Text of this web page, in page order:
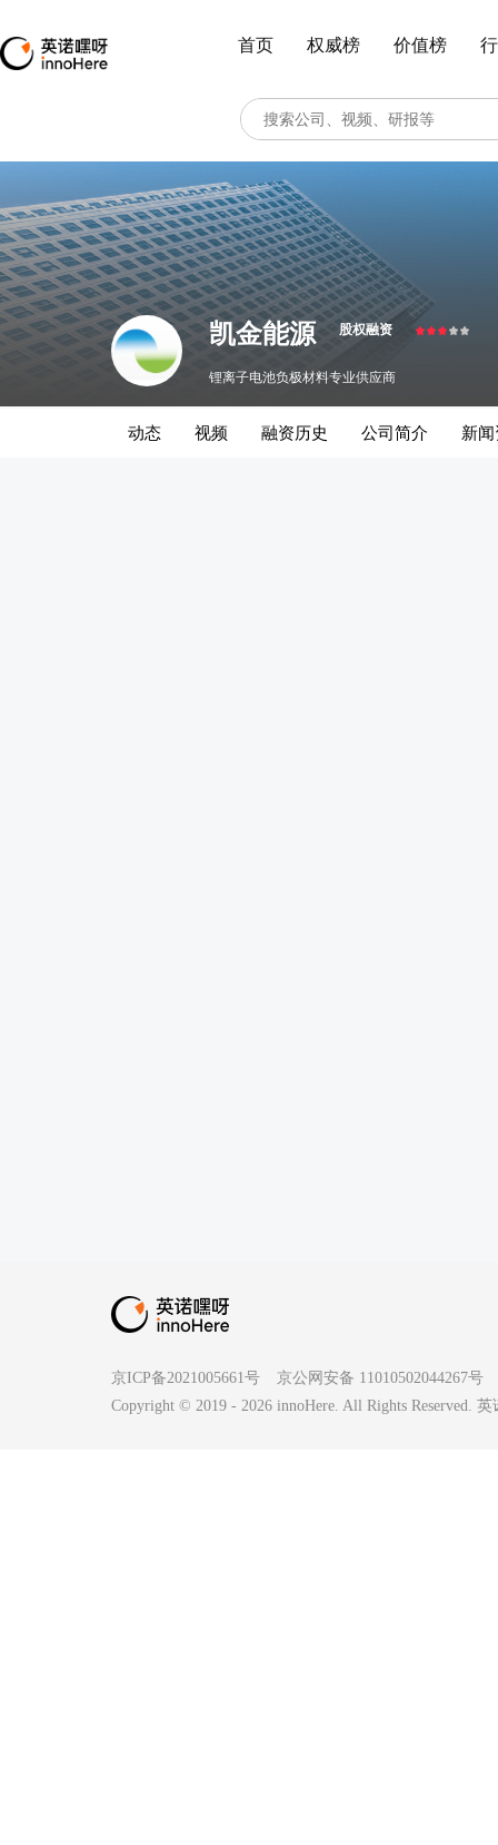
首页 权威榜 价值榜
凯金能源 股权融资
锂离子电池负极材料专业供应商
动态 视频 融资历史 公司简介 新
京ICP备2021005661号
京公网安备 11010502044267号
Copyright © 2019 - 2026 innoHere. All Rights Reserved.